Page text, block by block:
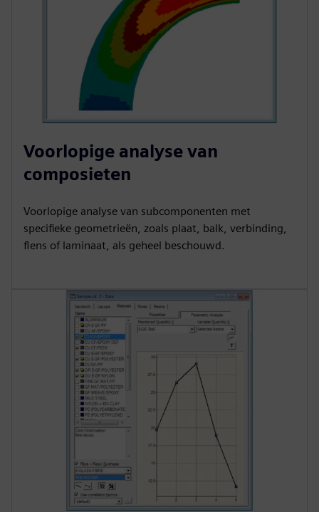
Voorlopige analyse van
composieten
Voorlopige analyse van subcomponenten met
specifieke geometrieën, zoals plaat, balk, verbinding,
flens of laminaat, als geheel beschouwd.